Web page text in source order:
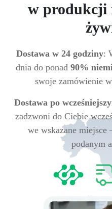
w produkcji
Dostawa w 24 godziny:
dnia do ponad 90%
swoje zamówienie
Dostawa po
zadzwoni do Ciebie
we wskazane miejsce
podanym